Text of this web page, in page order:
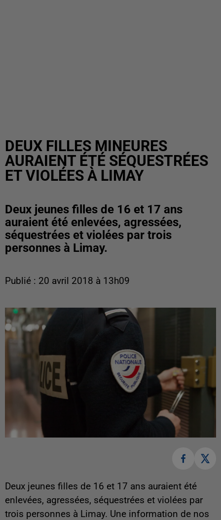
DEUX FILLES MINEURES
AURAIENT ÉTÉ SÉQUESTRÉES
ET VIOLÉES À LIMAY
Deux jeunes filles de 16 et 17 ans
auraient été enlevées, agressées,
séquestrées et violées par trois
personnes à Limay.
Publié : 20 avril 2018 à 13h09
Deux jeunes filles de 16 et 17 ans auraient été
enlevées, agressées, séquestrées et violées par
trois personnes à Limay. Une information de nos